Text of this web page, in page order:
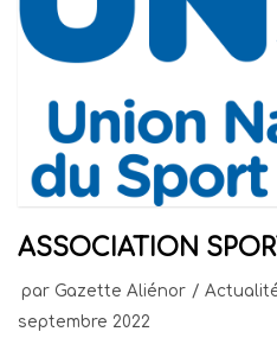
ASSOCIATION
par Gazette Aliénor
septembre 2022